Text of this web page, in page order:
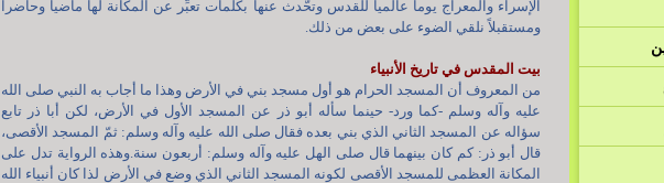
الإسراء والمعراج يوماً عالمياً للقدس وتحَّدث عنها بكلمات تعبِّر عن المكانة لها ماضياً وحاضراً
ومستقبلاً نلقي الضوء على بعض من ذلك.
بيت المقدس في تاريخ الأنبياء
من المعروف أن المسجد الحرام هو أول مسجد بني في الأرض وهذا ما أجاب به النبي صلى الله
عليه وآله وسلم -كما ورد- حينما سأله أبو ذر عن المسجد الأول في الأرض، لكن أبا ذر تابع
سؤاله عن المسجد الثاني الذي بني بعده فقال صلى الله عليه وآله وسلم: ثمّ المسجد الأقصى،
قال أبو ذر: كم كان بينهما قال صلى الهل عليه وآله وسلم: أربعون سنة.وهذه الرواية تدل على
المكانة العظمى للمسجد الأقصى لكونه المسجد الثاني الذي وضع في الأرض لذا كان أنبياء الله